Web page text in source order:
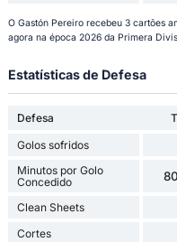
O Gastón Pereiro recebeu 3 cartões
agora na época 2026 da Primera
Estatísticas de Defesa
Defesa
Golos sofridos
Minutos por Golo
Concedido
Clean Sheets
Cortes